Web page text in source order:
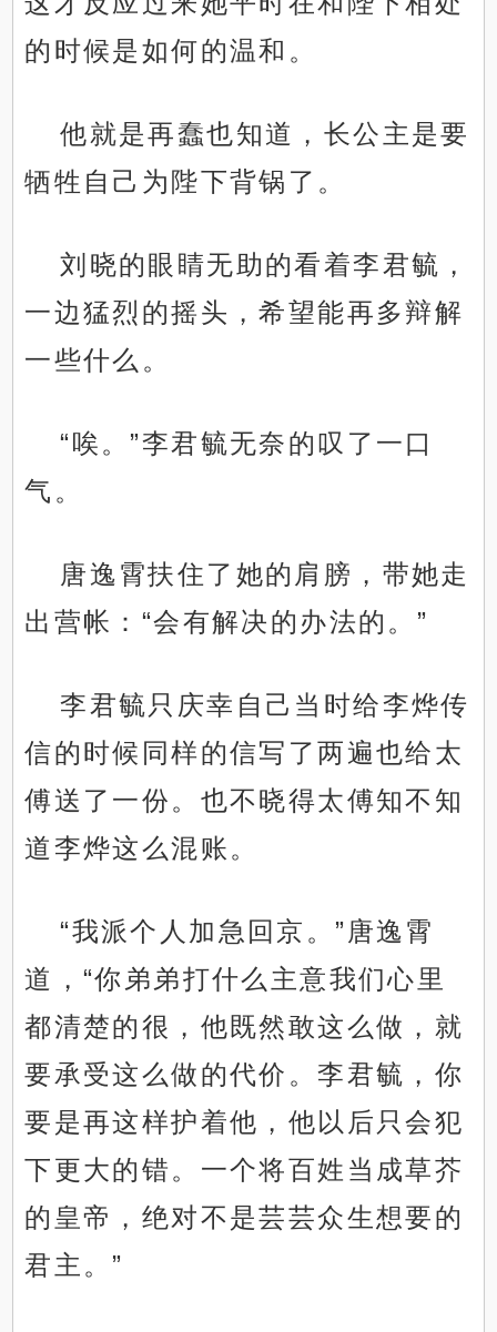
的时候是如何的温和。
他就是再蠢也知道，长公主是要
牺牲自己为陛下背锅了。
刘晓的眼睛无助的看着李君毓，
一边猛烈的摇头，希望能再多辩解
一些什么。
“唉。”李君毓无奈的叹了一口
气。
唐逸霄扶住了她的肩膀，带她走
出营帐：“会有解决的办法的。”
李君毓只庆幸自己当时给李烨传
信的时候同样的信写了两遍也给太
傅送了一份。也不晓得太傅知不知
道李烨这么混账。
“我派个人加急回京。”唐逸霄
道，“你弟弟打什么主意我们心里
都清楚的很，他既然敢这么做，就
要承受这么做的代价。李君毓，你
要是再这样护着他，他以后只会犯
下更大的错。一个将百姓当成草芥
的皇帝，绝对不是芸芸众生想要的
君主。”